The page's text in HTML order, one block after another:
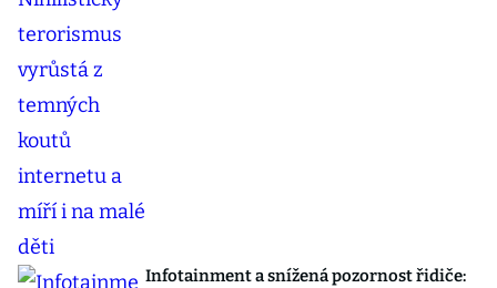
Infotainment a snížená pozornost řidiče: